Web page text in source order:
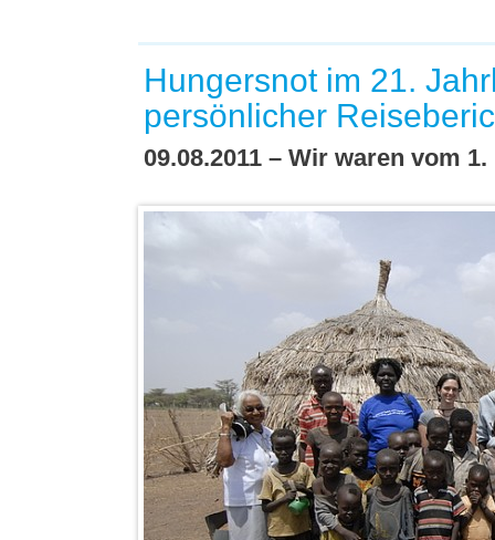
Hungersnot im 21.
persönlicher
09.08.2011 – Wir waren vom